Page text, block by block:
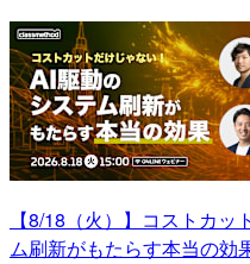
【8/18（火）】コストカ
ム刷新がもたらす本当の効